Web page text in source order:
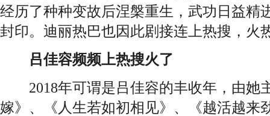
经历了种种变故后涅槃重生，武功日益精
封印。迪丽热巴也因此剧接连上热搜，火
吕佳容频频上热搜火了
2018年可谓是吕佳容的丰收年，由她
嫁》、《人生若如初相见》、《越活越来